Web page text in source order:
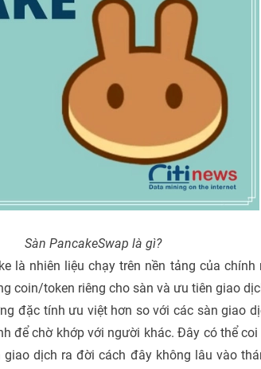
Sàn PancakeSwap là gì?
là nhiên liệu chạy trên nền tảng của
coin/token riêng cho sàn và ưu tiên giao
đặc tính ưu việt hơn so với các sàn giao
để chờ khớp với người khác. Đây có thể
dịch ra đời cách đây không lâu vào